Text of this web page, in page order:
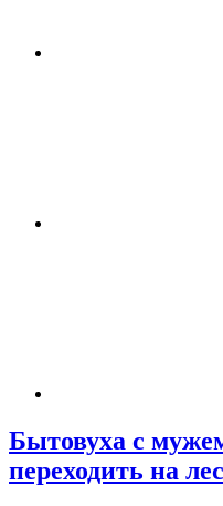
Бытовуха с
переходить на